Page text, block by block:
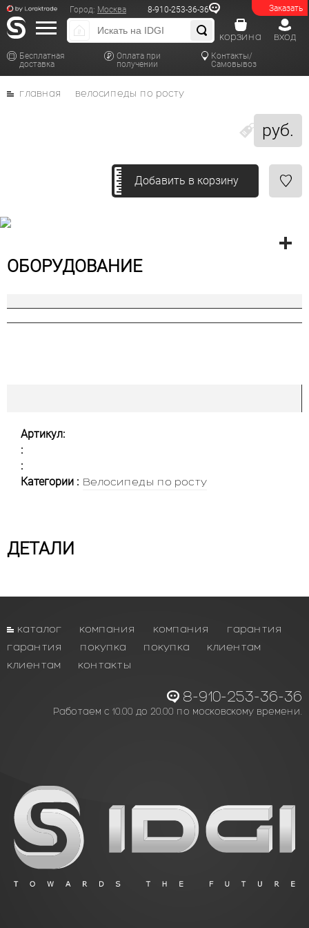
Заказать
Город: Москва 8-910-253-36-36
Бесплатная
доставка
Оплата при
получении
Контакты/
Самовывоз
вход
корзина
руб.
главная велосипеды по росту
Добавить в корзину
ОБОРУДОВАНИЕ
Артикул:
:
:
Категории : Велосипеды по росту
ДЕТАЛИ
каталог компания компания
гарантия
гарантия
покупка покупка
клиентам
клиентам
контакты
8-910-253-36-36
Работаем с 10.00 до 20.00 по московскому времени.